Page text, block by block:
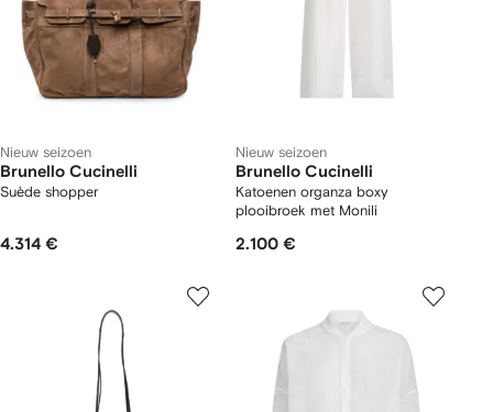
Nieuw seizoen
Brunello Cucinelli
Suède shopper
4.314 €
Nieuw seizoen
Brunello Cucinelli
Katoenen organza boxy
plooibroek met Monili
2.100 €